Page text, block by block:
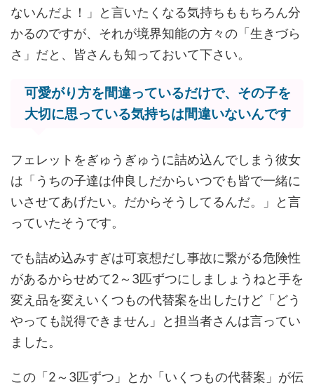
ないんだよ！」と言いたくなる気持ちももちろん分
かるのですが、それが境界知能の方々の「生きづら
さ」だと、皆さんも知っておいて下さい。
可愛がり方を間違っているだけで、その子を
大切に思っている気持ちは間違いないんです
フェレットをぎゅうぎゅうに詰め込んでしまう彼女
は「うちの子達は仲良しだからいつでも皆で一緒に
いさせてあげたい。だからそうしてるんだ。」と言
っていたそうです。
でも詰め込みすぎは可哀想だし事故に繋がる危険性
があるからせめて2～3匹ずつにしましょうねと手を
変え品を変えいくつもの代替案を出したけど「どう
やっても説得できません」と担当者さんは言ってい
ました。
この「2～3匹ずつ」とか「いくつもの代替案」が伝